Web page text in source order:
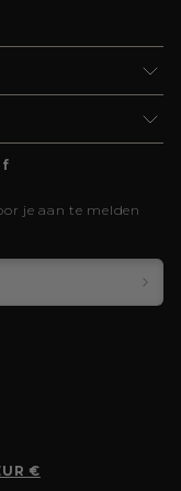
je aan te melden
€